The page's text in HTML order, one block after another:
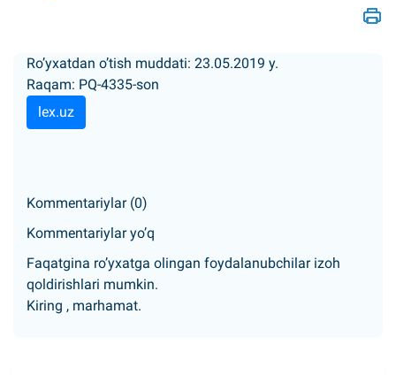
Ro’yxatdan o’tish muddati: 23.05.2019 y.
Raqam: PQ-4335-son
lex.uz
Kommentariylar (0)
Kommentariylar yo’q
Faqatgina ro’yxatga olingan foydalanubchilar izoh
qoldirishlari mumkin.
Kiring , marhamat.